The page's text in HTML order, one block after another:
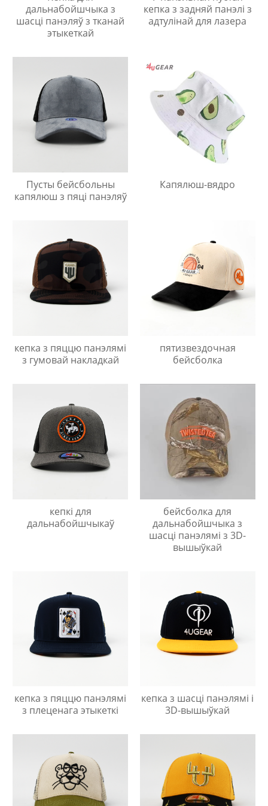
дальнабойшчыка з
шасці панэляў з тканай
этыкеткай
кепка з задняй панэлі з
адтулінай для лазера
Пусты бейсбольны
капялюш з пяці панэляў
Капялюш-вядро
кепка з пяццю панэлямі
з гумовай накладкай
пятизвездочная
бейсболка
кепкі для
дальнабойшчыкаў
бейсболка для
дальнабойшчыка з
шасці панэлямі з 3D-
вышыўкай
кепка з пяццю панэлямі
з плеценага этыкеткі
кепка з шасці панэлямі і
3D-вышыўкай